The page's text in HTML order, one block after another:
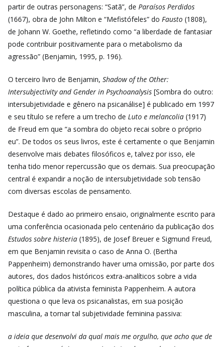
partir de outras personagens: “Satã”, de Paraísos Perdidos
(1667), obra de John Milton e “Mefistófeles” do Fausto (1808),
de Johann W. Goethe, refletindo como “a liberdade de fantasiar
pode contribuir positivamente para o metabolismo da
agressão” (Benjamin, 1995, p. 196).
O terceiro livro de Benjamin, Shadow of the Other:
Intersubjectivity and Gender in Psychoanalysis [Sombra do outro:
intersubjetividade e gênero na psicanálise] é publicado em 1997
e seu título se refere a um trecho de Luto e melancolia (1917)
de Freud em que “a sombra do objeto recai sobre o próprio
eu”. De todos os seus livros, este é certamente o que Benjamin
desenvolve mais debates filosóficos e, talvez por isso, ele
tenha tido menor repercussão que os demais. Sua preocupação
central é expandir a noção de intersubjetividade sob tensão
com diversas escolas de pensamento.
Destaque é dado ao primeiro ensaio, originalmente escrito para
uma conferência ocasionada pelo centenário da publicação dos
Estudos sobre histeria (1895), de Josef Breuer e Sigmund Freud,
em que Benjamin revisita o caso de Anna O. (Bertha
Pappenheim) demonstrando haver uma omissão, por parte dos
autores, dos dados históricos extra-analíticos sobre a vida
política pública da ativista feminista Pappenheim. A autora
questiona o que leva os psicanalistas, em sua posição
masculina, a tornar tal subjetividade feminina passiva:
a ideia que desenvolvi da qual mais me orgulho, que acho que de